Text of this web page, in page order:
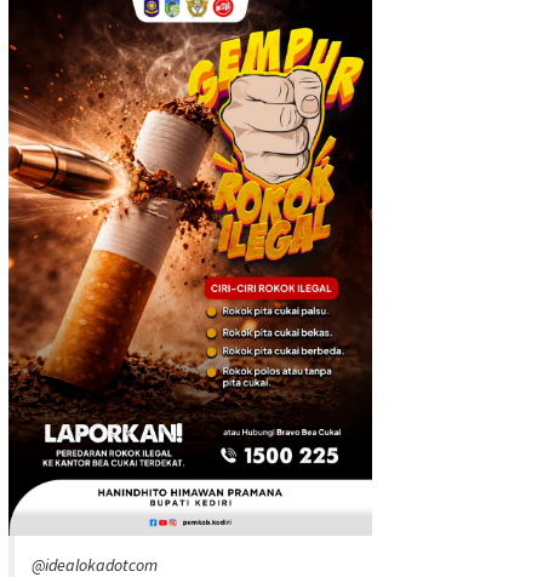
@idealokadotcom